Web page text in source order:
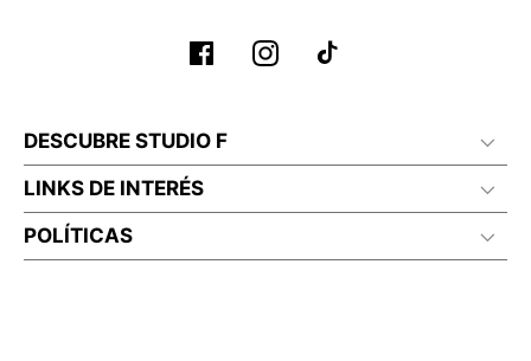
DESCUBRE STUDIO F
LINKS DE INTERÉS
POLÍTICAS